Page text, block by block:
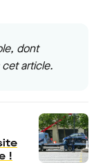
dont
article.
!